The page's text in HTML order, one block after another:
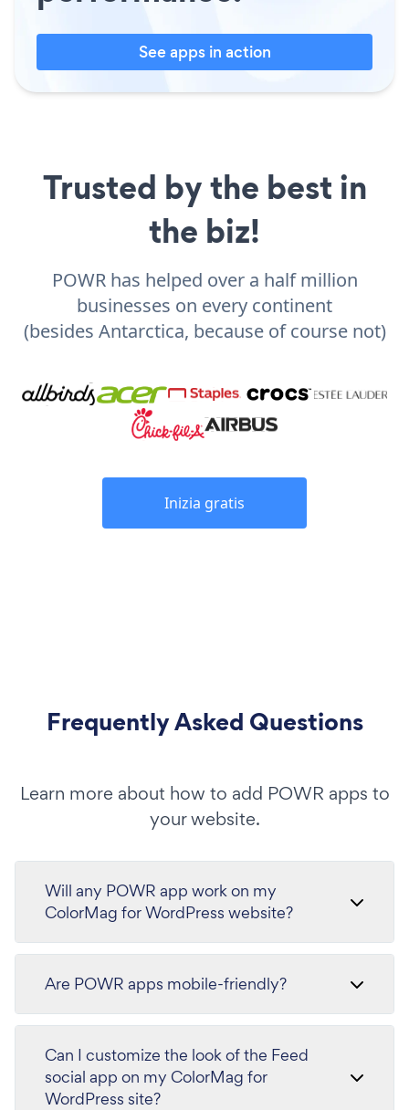
See apps in action
Trusted by the best in
the biz!
POWR has helped over a half million
businesses on every continent
(besides Antarctica, because of course not)
Inizia gratis
Frequently Asked Questions
Learn more about how to add POWR apps to
your website.
Will any POWR app work on my
ColorMag for WordPress website?
Are POWR apps mobile-friendly?
Can I customize the look of the Feed
social app on my ColorMag for
WordPress site?